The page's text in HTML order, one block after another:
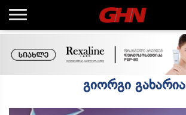
გიორგი გახარია